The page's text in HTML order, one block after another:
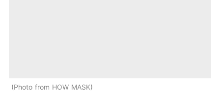
Photo from HOW MASK